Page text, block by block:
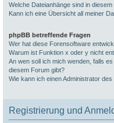
Welche Dateianhänge sind in
Kann ich eine Übersicht all meiner
phpBB betreffende Fragen
Wer hat diese Forensoftware
Warum ist Funktion x oder y nicht
An wen soll ich mich wenden, falls
diesem Forum gibt?
Wie kann ich einen Administrator
Registrierung und